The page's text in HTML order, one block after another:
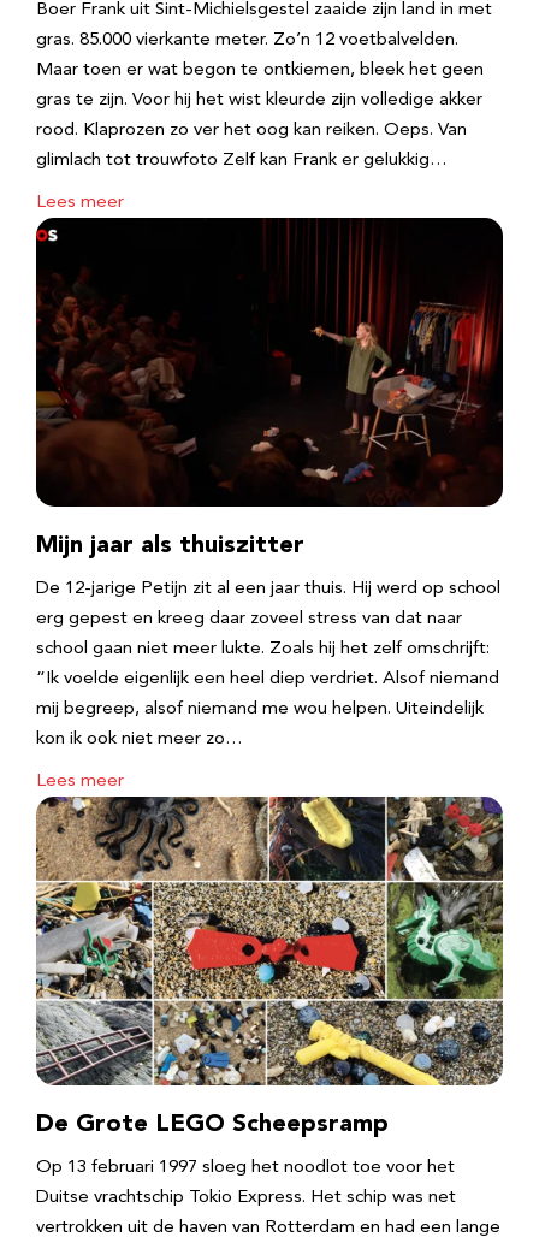
Boer Frank uit Sint-Michielsgestel zaaide zijn land in met
gras. 85.000 vierkante meter. Zo’n 12 voetbalvelden.
Maar toen er wat begon te ontkiemen, bleek het geen
gras te zijn. Voor hij het wist kleurde zijn volledige akker
rood. Klaprozen zo ver het oog kan reiken. Oeps. Van
glimlach tot trouwfoto Zelf kan Frank er gelukkig…
Lees meer
Mijn jaar als thuiszitter
De 12-jarige Petijn zit al een jaar thuis. Hij werd op school
erg gepest en kreeg daar zoveel stress van dat naar
school gaan niet meer lukte. Zoals hij het zelf omschrijft:
“Ik voelde eigenlijk een heel diep verdriet. Alsof niemand
mij begreep, alsof niemand me wou helpen. Uiteindelijk
kon ik ook niet meer zo…
Lees meer
De Grote LEGO Scheepsramp
Op 13 februari 1997 sloeg het noodlot toe voor het
Duitse vrachtschip Tokio Express. Het schip was net
vertrokken uit de haven van Rotterdam en had een lange